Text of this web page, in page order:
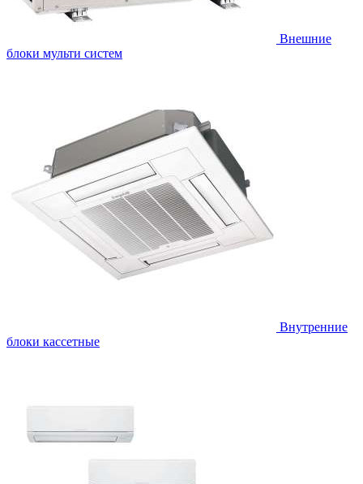
Внешние
блоки мульти систем
Внутренние
блоки кассетные